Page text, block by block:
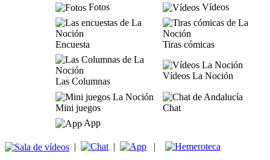
Fotos
Vídeos
Encuesta Tiras cómicas
Las Columnas
Vídeos La Noción
Mini juegos
Chat
App
| | |